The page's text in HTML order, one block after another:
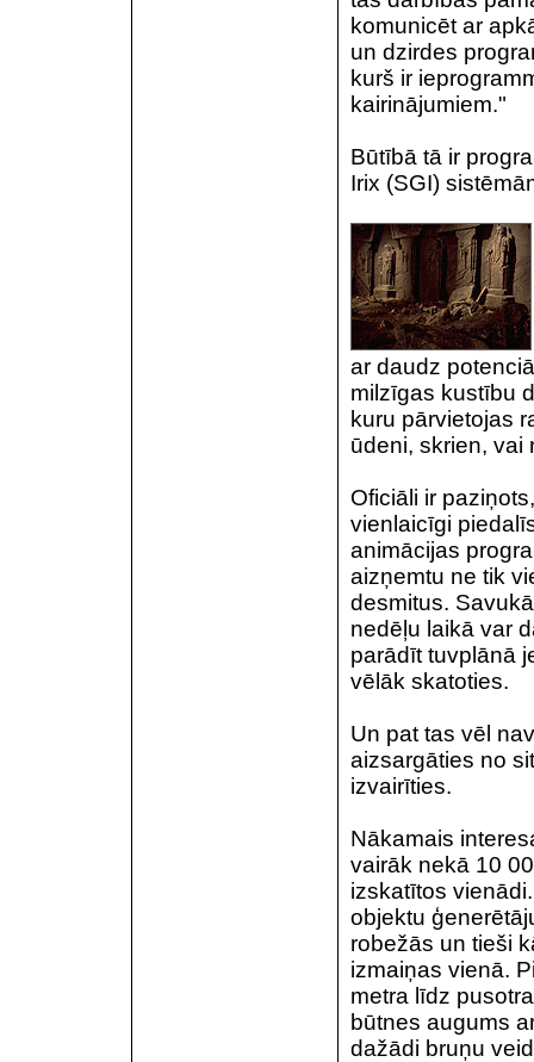
komunicēt ar
un dzirdes
kurš ir
kairinājumiem."
Būtībā tā ir
Irix (SGI)
ar daudz
milzīgas kustību
kuru pārvietojas
ūdeni, skrien, vai
Oficiāli ir
vienlaicīgi
animācijas
aizņemtu ne tik
desmitus.
nedēļu laikā var
parādīt tuvplānā
vēlāk skatoties.
Un pat tas vēl
aizsargāties no
izvairīties.
Nākamais
vairāk nekā 10
izskatītos
objektu
robežās un tieši
izmaiņas vienā.
metra līdz
būtnes augums
dažādi bruņu